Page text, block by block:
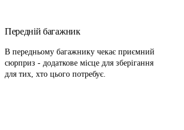
Передній багажник
В передньому багажнику чекає приємний
сюрприз - додаткове місце для зберігання
для тих, хто цього потребує.